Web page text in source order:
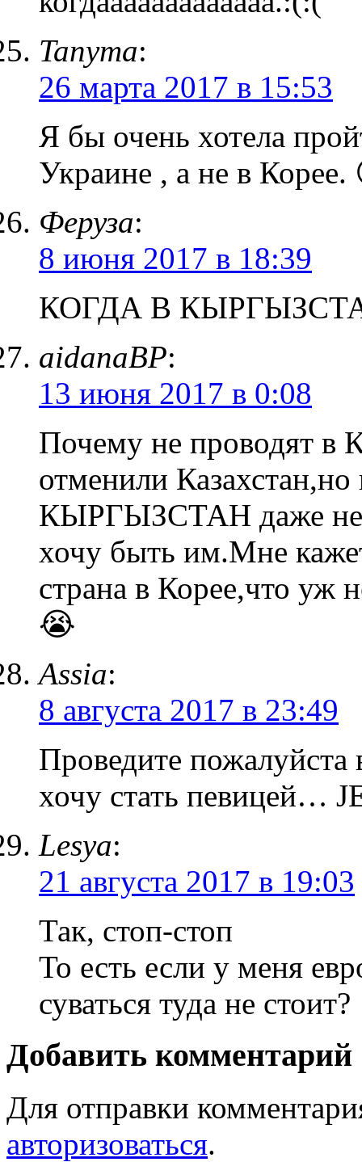
Tanyma:
26 марта 2017 в 15:53
Я бы очень хотела
Украине , а не в Корее.
Феруза:
8 июня 2017 в 18:39
КОГДА В
aidanaBP:
13 июня 2017 в 0:08
Почему не проводят
отменили
КЫРГЫЗСТАН даже не
хочу быть им.Мне
страна в Корее,что
😭
Assia:
8 августа 2017 в 23:49
Проведите
хочу стать
Lesya:
21 августа 2017 в 19:03
Так, стоп-стоп
То есть если у меня
суваться туда не стоит?
Добавить комментарий
Для отправки
авторизоваться.